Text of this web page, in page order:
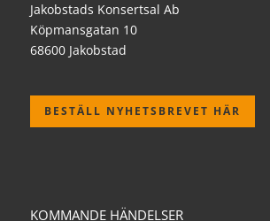
Jakobstads Konsertsal Ab
Köpmansgatan 10
68600 Jakobstad
BESTÄLL NYHETSBREVET HÄR
KOMMANDE HÄNDELSER